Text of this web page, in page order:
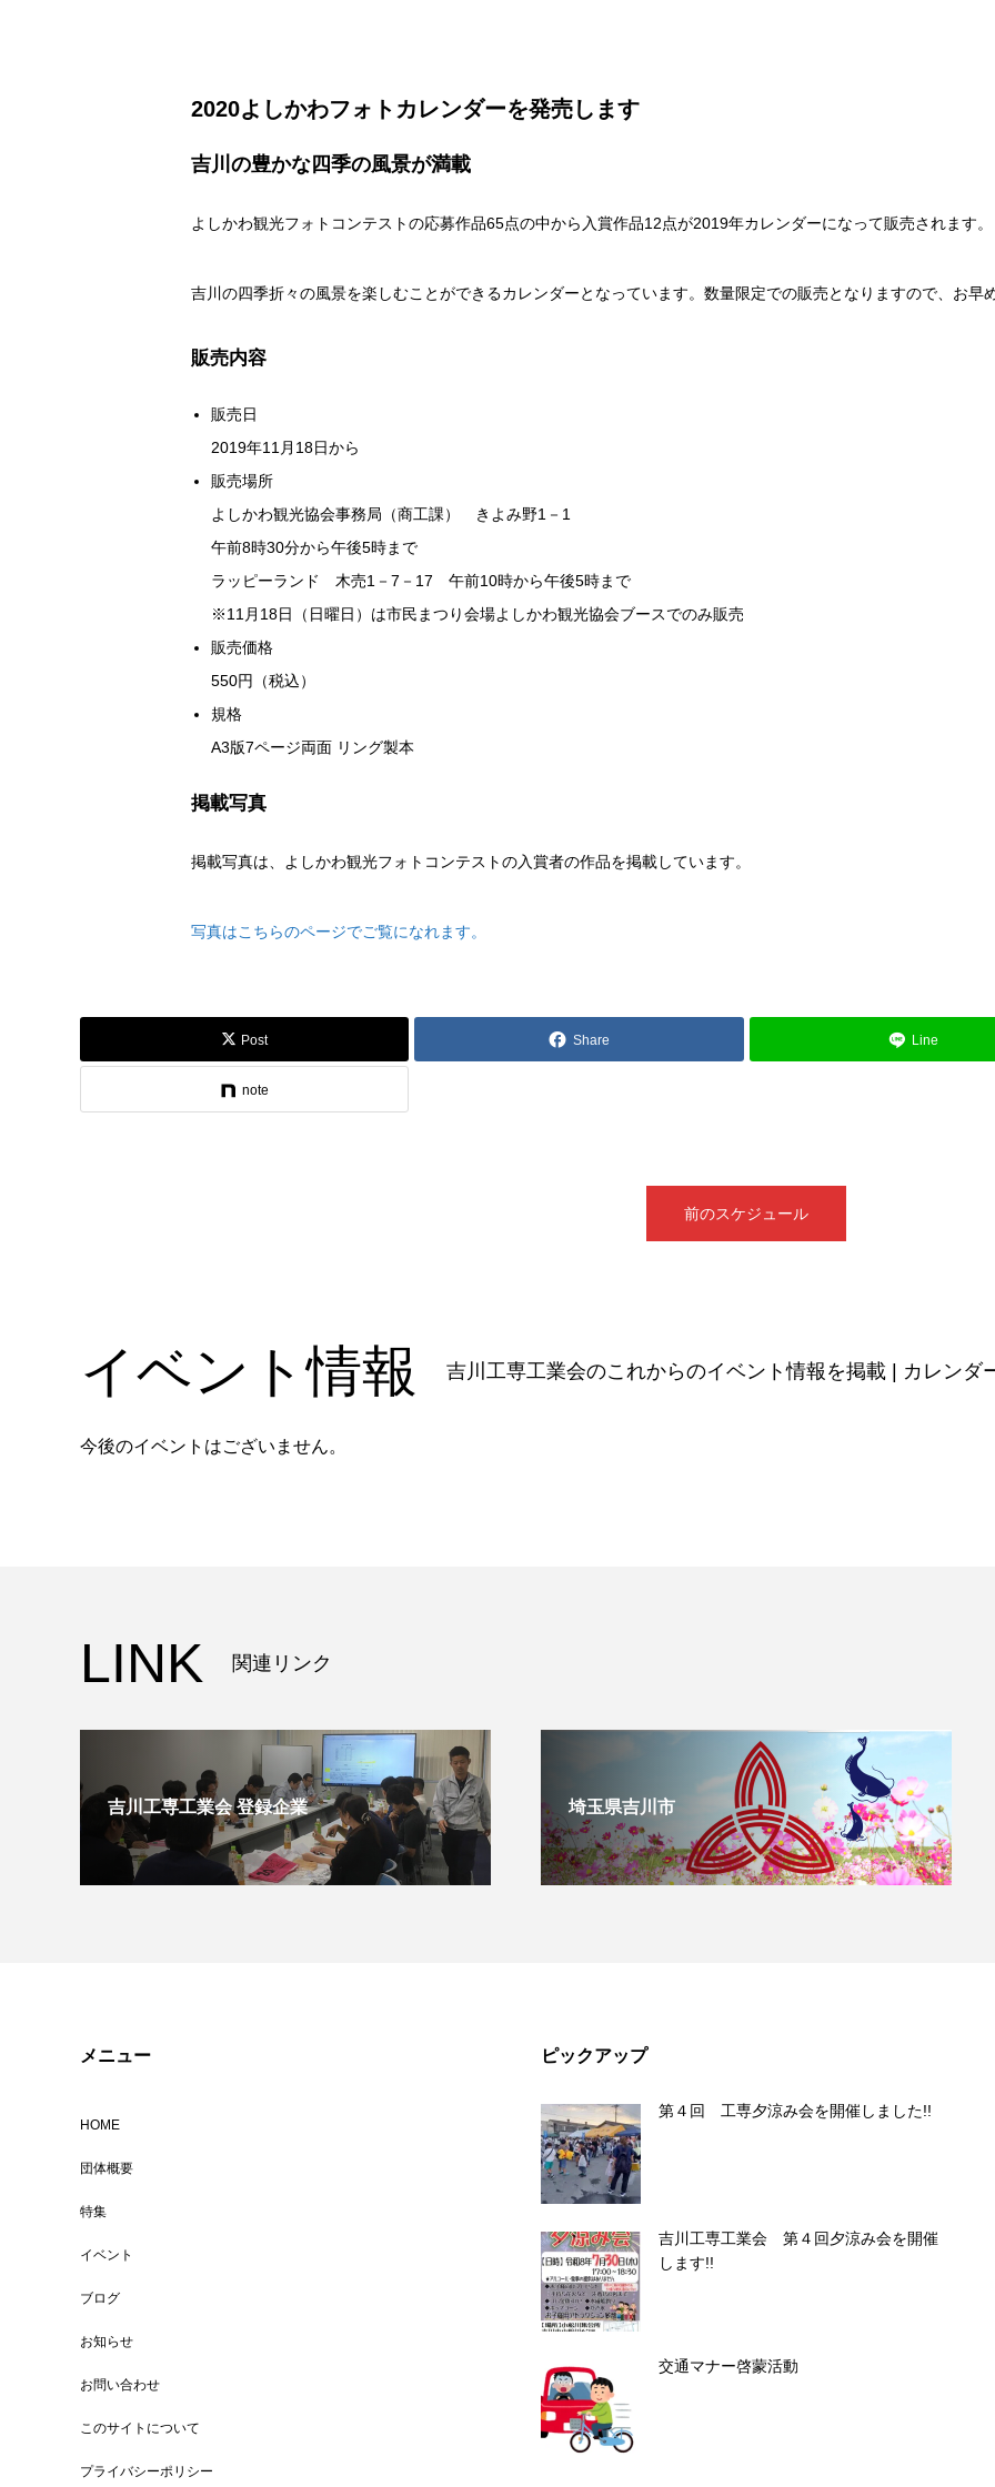
2020よしかわフォトカレンダーを発売します
吉川の豊かな四季の風景が満載
よしかわ観光フォトコンテストの応募作品65点の中から入賞作品12点が2019年カレンダーになって販売されます。
吉川の四季折々の風景を楽しむことができるカレンダーとなっています。数量限定での販売となりますので、お早
販売内容
販売日
2019年11月18日から
販売場所
よしかわ観光協会事務局（商工課） きよみ野1－1
午前8時30分から午後5時まで
ラッピーランド 木売1－7－17 午前10時から午後5時まで
※11月18日（日曜日）は市民まつり会場よしかわ観光協会ブースでのみ販売
販売価格
550円（税込）
規格
A3版7ページ両面 リング製本
掲載写真
掲載写真は、よしかわ観光フォトコンテストの入賞者の作品を掲載しています。
写真はこちらのページでご覧になれます。
Post Share Line
note
前のスケジュール
イベント情報 吉川工専工業会のこれからのイベント情報を掲載 | カレンダ
今後のイベントはございません。
LINK 関連リンク
吉川工専工業会 登録企業 埼玉県吉川市
メニュー
HOME
団体概要
特集
イベント
ブログ
お知らせ
お問い合わせ
このサイトについて
プライバシーポリシー
ピックアップ
第４回 工専夕涼み会を開催しました!!
吉川工専工業会 第４回夕涼み会を開催
します!!
交通マナー啓蒙活動